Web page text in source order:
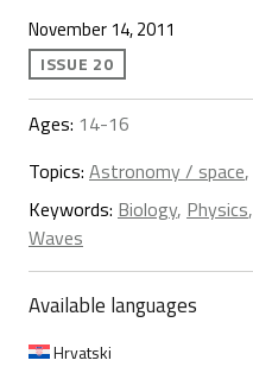
November 14, 2011
ISSUE 20
Ages: 14-16
Topics: Astronomy / space,
Keywords: Biology, Physics,
Waves
Available languages
Hrvatski